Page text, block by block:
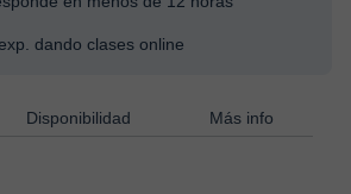
dando clases online
Disponibilidad Más info